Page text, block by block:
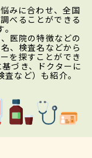
みに合わせ、全国
べることができる
医院の特徴などの
、検査名などから
を探すことができ
づき、ドクターに
など）も紹介。